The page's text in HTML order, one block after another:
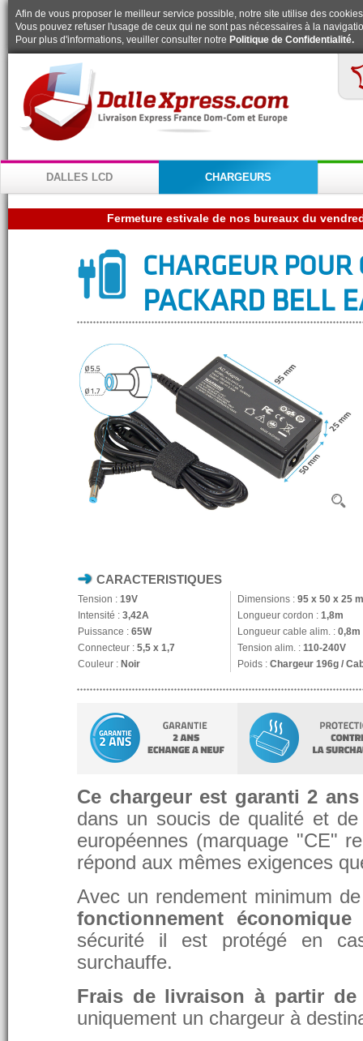
Afin de vous proposer le meilleur service possible, notre site utilise des
Vous pouvez refuser l'usage de ceux qui ne sont pas nécessaires à la
Pour plus d'informations, veuiller consulter notre Politique de Confidentialité.
DALLES LCD CHARGEURS
CHARGEUR
PACKARD BELL
CARACTERISTIQUES
Tension : 19V Dimensions : 95 x 50 x 25
Intensité : 3,42A Longueur cordon : 1,8m
Puissance : 65W Longueur cable alim. : 0,8m
Connecteur : 5,5 x 1,7 Tension alim. : 110-240V
Couleur : Noir Poids : Chargeur 196g /
Ce chargeur est garanti 2 ans
dans un soucis de qualité et
européennes (marquage "CE"
répond aux mêmes exigences
Avec un rendement minimum
fonctionnement
sécurité il est protégé en
surchauffe.
Frais de livraison à partir de
uniquement un chargeur à